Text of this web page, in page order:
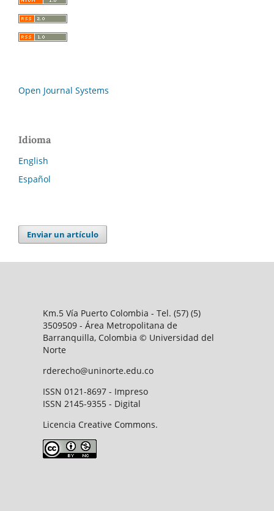
Open Journal Systems
Idioma
English
Español
Enviar un artículo
Km.5 Vía Puerto Colombia - Tel. (57) (5)
3509509 - Área Metropolitana de
Barranquilla, Colombia © Universidad del
Norte
rderecho@uninorte.edu.co
ISSN 0121-8697 - Impreso
ISSN 2145-9355 - Digital
Licencia Creative Commons.